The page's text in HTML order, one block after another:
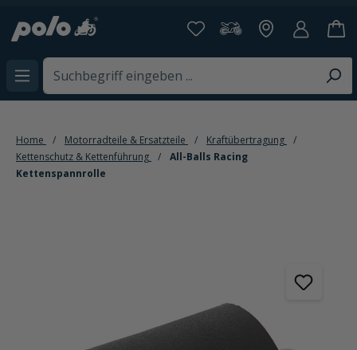
springen
Home Motorradteile & Ersatzteile
Kraftübertragung
Kettenschutz & Kettenführung
All-Balls Racing
Kettenspannrolle